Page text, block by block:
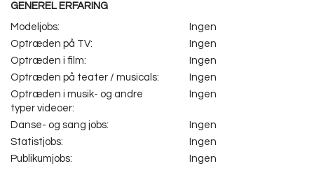
GENEREL ERFARING
Modeljobs:
Ingen
Optræden på TV:
Ingen
Optræden i film:
Ingen
Optræden på teater / musicals:
Ingen
Optræden i musik- og andre
typer videoer:
Ingen
Danse- og sang jobs:
Ingen
Statistjobs:
Ingen
Publikumjobs:
Ingen